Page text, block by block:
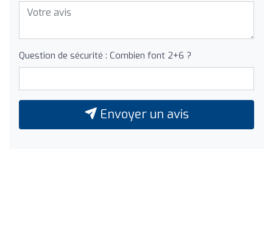
Question de sécurité : Combien font 2+6 ?
Envoyer un avis